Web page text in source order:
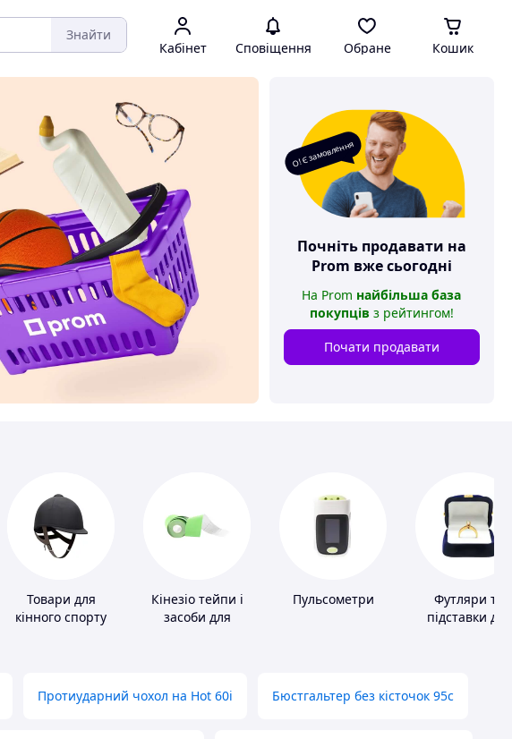
Знайти
Кабінет Сповіщення Обране Кошик
О! Є замовлення
Почніть продавати на
Prom вже сьогодні
На Prom найбільша база
покупців з рейтингом!
Почати продавати
Товари для
кінного спорту
Кінезіо тейпи і
засоби для
Пульсометри
Футляри та
підставки для
Протиударний чохол на Hot 60i Бюстгальтер без кісточок 95с